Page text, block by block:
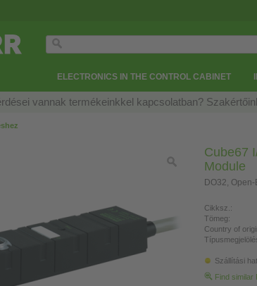
ELECTRONICS IN THE CONTROL CABINET
vannak termékeinkkel kapcsolatban?
Cube67
Module
DO32,
Cikksz.:
Tömeg:
Country of
Szállítási
Find similar